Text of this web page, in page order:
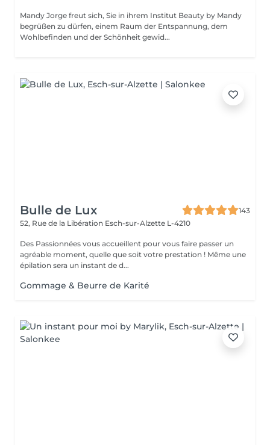
Mandy Jorge freut sich, Sie in ihrem Institut Beauty by Mandy
begrüßen zu dürfen, einem Raum der Entspannung, dem
Wohlbefinden und der Schönheit gewid...
Bulle de Lux
143
52, Rue de la Libération Esch-sur-Alzette L-4210
Des Passionnées vous accueillent pour vous faire passer un
agréable moment, quelle que soit votre prestation ! Même une
épilation sera un instant de d...
Gommage & Beurre de Karité